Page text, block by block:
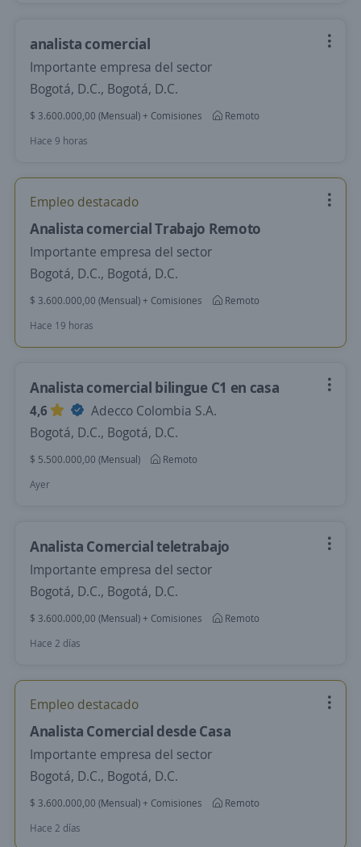
analista comercial
Importante empresa del sector
Bogotá, D.C., Bogotá, D.C.
$ 3.600.000,00 (Mensual) + Comisiones
Remoto
Hace 9 horas
Empleo destacado
Analista comercial Trabajo Remoto
Importante empresa del sector
Bogotá, D.C., Bogotá, D.C.
$ 3.600.000,00 (Mensual) + Comisiones
Remoto
Hace 19 horas
Analista comercial bilingue C1 en casa
4,6
Adecco Colombia S.A.
Bogotá, D.C., Bogotá, D.C.
$ 5.500.000,00 (Mensual)
Remoto
Ayer
Analista Comercial teletrabajo
Importante empresa del sector
Bogotá, D.C., Bogotá, D.C.
$ 3.600.000,00 (Mensual) + Comisiones
Remoto
Hace 2 días
Empleo destacado
Analista Comercial desde Casa
Importante empresa del sector
Bogotá, D.C., Bogotá, D.C.
$ 3.600.000,00 (Mensual) + Comisiones
Remoto
Hace 2 días